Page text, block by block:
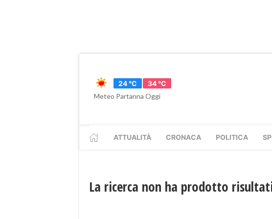
24 °C
34 °C
Meteo Partanna Oggi
ATTUALITÀ CRONACA POLITICA
La ricerca non ha prodotto